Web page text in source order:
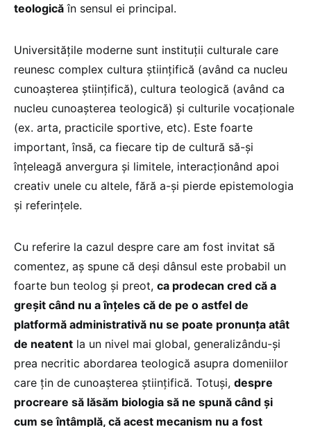
teologică în sensul ei principal.
Universitățile moderne sunt instituții culturale care
reunesc complex cultura științifică (având ca nucleu
cunoașterea științifică), cultura teologică (având ca
nucleu cunoașterea teologică) și culturile vocaționale
(ex. arta, practicile sportive, etc). Este foarte
important, însă, ca fiecare tip de cultură să-și
înțeleagă anvergura și limitele, interacționând apoi
creativ unele cu altele, fără a-și pierde epistemologia
și referințele.
Cu referire la cazul despre care am fost invitat să
comentez, aș spune că deși dânsul este probabil un
foarte bun teolog și preot, ca prodecan cred că a
greșit când nu a înțeles că de pe o astfel de
platformă administrativă nu se poate pronunța atât
de neatent la un nivel mai global, generalizându-și
prea necritic abordarea teologică asupra domeniilor
care țin de cunoașterea științifică. Totuși, despre
procreare să lăsăm biologia să ne spună când și
cum se întâmplă, că acest mecanism nu a fost